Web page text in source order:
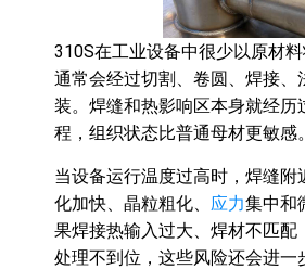
310S在工业设备中很少以原材料
通常会经过切割、卷圆、焊接、
装。焊缝和热影响区本身就经历
程，组织状态比普通母材更敏感。
当设备运行温度过高时，焊缝附
化加快、晶粒粗化、 应力集中和
果焊接热输入过大、焊材不匹配
处理不到位，这些风险还会进一